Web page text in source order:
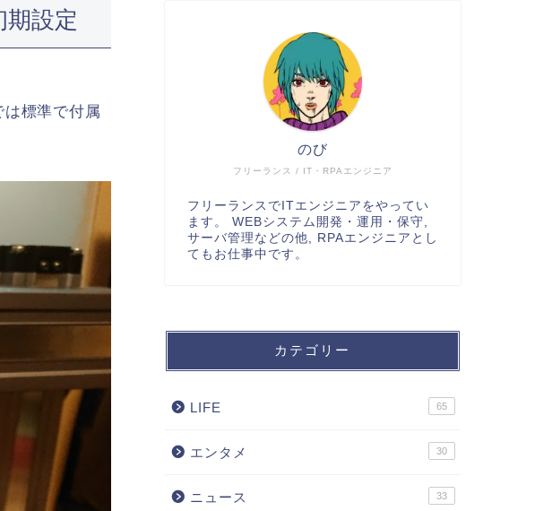
設定
標準で付属
フリーランス / IT・RPAエンジニア
のび
フリーランスでITエンジニアをやってい
ます。 WEBシステム開発・運用・保守,
サーバ管理などの他, RPAエンジニアとし
てもお仕事中です。
カテゴリー
LIFE 65
エンタメ 30
ニュース 33